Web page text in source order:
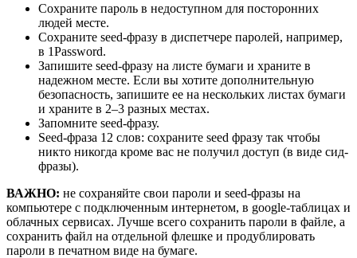
Сохраните пароль в недоступном для посторонних
людей месте.
Сохраните seed-фразу в диспетчере паролей, например,
в 1Password.
Запишите seed-фразу на листе бумаги и храните в
надежном месте. Если вы хотите дополнительную
безопасность, запишите ее на нескольких листах бумаги
и храните в 2–3 разных местах.
Запомните seed-фразу.
Seed-фраза 12 слов: сохраните seed фразу так чтобы
никто никогда кроме вас не получил доступ (в виде сид-
фразы).
ВАЖНО: не сохраняйте свои пароли и seed-фразы на
компьютере с подключенным интернетом, в google-таблицах и
облачных сервисах. Лучше всего сохранить пароли в файле, а
сохранить файл на отдельной флешке и продублировать
пароли в печатном виде на бумаге.